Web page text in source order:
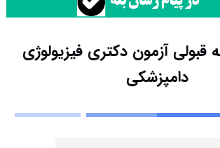
قبولی آزمون دکتری ﻓﻴﺰﻳﻮﻟﻮژی
دامپزشکی